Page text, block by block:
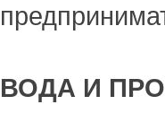
ВОДА И